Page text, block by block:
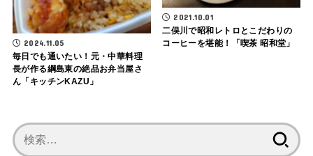
2024.11.05
毎日でも通いたい！元・中華料理
長が作る綱島東の絶品お弁当屋さ
ん「キッチンKAZU」
2021.10.01
二俣川で昭和レトロとこだわりの
コーヒーを堪能！「喫茶 昭和堂」